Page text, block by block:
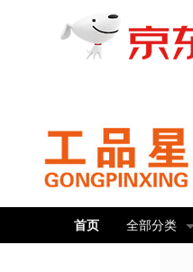
首页 全部分类